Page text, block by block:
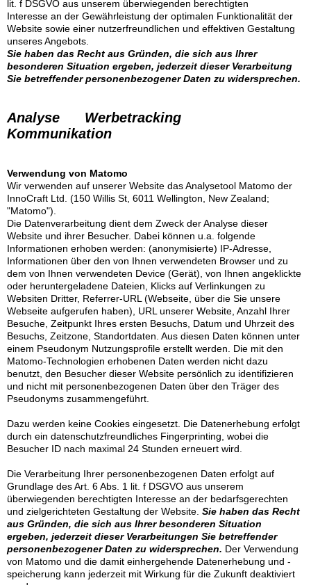
lit. f DSGVO aus unserem überwiegenden berechtigten
Interesse an der Gewährleistung der optimalen Funktionalität der
Website sowie einer nutzerfreundlichen und effektiven Gestaltung
unseres Angebots.
Sie haben das Recht aus Gründen, die sich aus Ihrer
besonderen Situation ergeben, jederzeit dieser Verarbeitung
Sie betreffender personenbezogener Daten zu widersprechen.
Analyse Werbetracking
Kommunikation
Verwendung von Matomo
Wir verwenden auf unserer Website das Analysetool Matomo der
InnoCraft Ltd. (150 Willis St, 6011 Wellington, New Zealand;
"Matomo").
Die Datenverarbeitung dient dem Zweck der Analyse dieser
Website und ihrer Besucher. Dabei können u.a. folgende
Informationen erhoben werden: (anonymisierte) IP-Adresse,
Informationen über den von Ihnen verwendeten Browser und zu
dem von Ihnen verwendeten Device (Gerät), von Ihnen angeklickte
oder heruntergeladene Dateien, Klicks auf Verlinkungen zu
Websiten Dritter, Referrer-URL (Webseite, über die Sie unsere
Webseite aufgerufen haben), URL unserer Website, Anzahl Ihrer
Besuche, Zeitpunkt Ihres ersten Besuchs, Datum und Uhrzeit des
Besuchs, Zeitzone, Standortdaten. Aus diesen Daten können unter
einem Pseudonym Nutzungsprofile erstellt werden. Die mit den
Matomo-Technologien erhobenen Daten werden nicht dazu
benutzt, den Besucher dieser Website persönlich zu identifizieren
und nicht mit personenbezogenen Daten über den Träger des
Pseudonyms zusammengeführt.
Dazu werden keine Cookies eingesetzt. Die Datenerhebung erfolgt
durch ein datenschutzfreundliches Fingerprinting, wobei die
Besucher ID nach maximal 24 Stunden erneuert wird.
Die Verarbeitung Ihrer personenbezogenen Daten erfolgt auf
Grundlage des Art. 6 Abs. 1 lit. f DSGVO aus unserem
überwiegenden berechtigten Interesse an der bedarfsgerechten
und zielgerichteten Gestaltung der Website. Sie haben das Recht
aus Gründen, die sich aus Ihrer besonderen Situation
ergeben, jederzeit dieser Verarbeitungen Sie betreffender
personenbezogener Daten zu widersprechen. Der Verwendung
von Matomo und die damit einhergehende Datenerhebung und -
speicherung kann jederzeit mit Wirkung für die Zukunft deaktiviert